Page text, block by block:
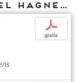
Weitere Texte von Michael Hagner bei DIAPHANES
p
gratis